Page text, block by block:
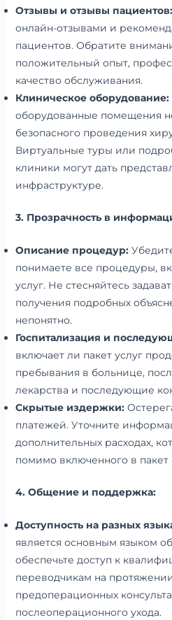
Отзывы и отзывы пациентов:
онлайн-отзывами и
пациентов. Обратите
положительный опыт,
качество обслуживания.
Клиническое оборудование:
оборудованные помещения
безопасного проведения
Виртуальные туры или
клиники могут дать
инфраструктуре.
3. Прозрачность в
Описание процедур:
понимаете все процедуры,
услуг. Не стесняйтесь
получения подробных
непонятно.
Госпитализация и
включает ли пакет услуг
пребывания в больнице,
лекарства и последующие
Скрытые издержки:
платежей. Уточните
дополнительных расходах,
помимо включенного в пакет
4. Общение и поддержка:
Доступность на разных
является основным языком
обеспечьте доступ к
переводчикам на
предоперационных
послеоперационного ухода.